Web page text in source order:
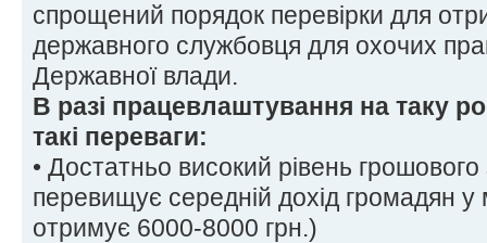
спрощений порядок перевірки для
державного службовця для охочих
Державної влади.
В разі працевлаштування на таку
такі переваги:
• Достатньо високий рівень
перевищує середній дохід громадян у
отримує 6000-8000 грн.)